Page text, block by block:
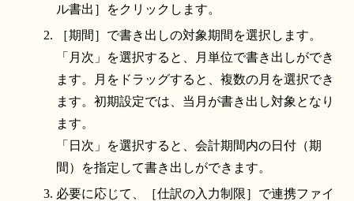
ル書出］をクリックします。
［期間］で書き出しの対象期間を選択します。
「月次」を選択すると、月単位で書き出しができ
ます。月をドラッグすると、複数の月を選択でき
ます。初期設定では、当月が書き出し対象となり
ます。
「日次」を選択すると、会計期間内の日付（期
間）を指定して書き出しができます。
必要に応じて、［仕訳の入力制限］で連携ファイ